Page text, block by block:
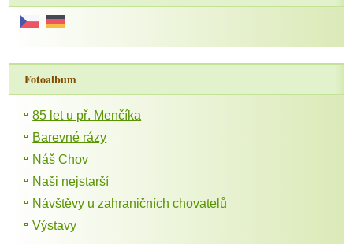
Fotoalbum
85 let u př. Menčíka
Barevné rázy
Náš Chov
Naši nejstarší
Návštěvy u zahraničních chovatelů
Výstavy